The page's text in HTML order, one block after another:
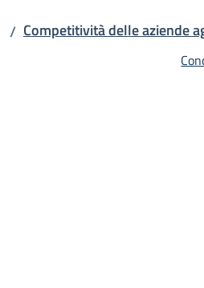
/ Competitività delle aziende